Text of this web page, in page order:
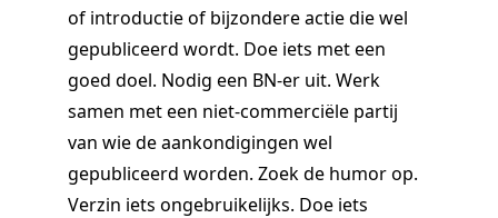
of introductie of bijzondere actie die wel
gepubliceerd wordt. Doe iets met een
goed doel. Nodig een BN-er uit. Werk
samen met een niet-commerciële partij
van wie de aankondigingen wel
gepubliceerd worden. Zoek de humor op.
Verzin iets ongebruikelijks. Doe iets